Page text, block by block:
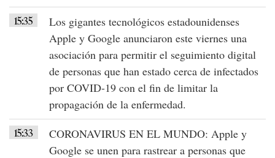
15:35
Los gigantes tecnológicos estadounidenses
Apple y Google anunciaron este viernes una
asociación para permitir el seguimiento digital
de personas que han estado cerca de infectados
por COVID-19 con el fin de limitar la
propagación de la enfermedad.
15:33
CORONAVIRUS EN EL MUNDO: Apple y
Google se unen para rastrear a personas que